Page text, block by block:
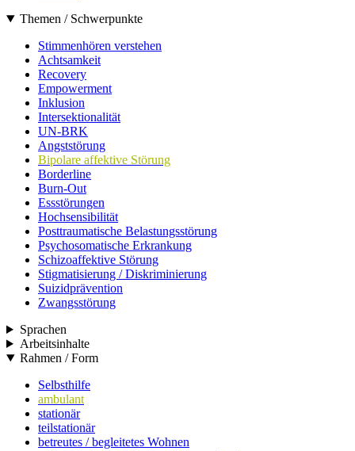
Themen / Schwerpunkte
Stimmenhören verstehen
Achtsamkeit
Recovery
Empowerment
Inklusion
Intersektionalität
UN-BRK
Angststörung
Bipolare affektive Störung
Borderline
Burn-Out
Essstörungen
Hochsensibilität
Posttraumatische Belastungsstörung
Psychosomatische Erkrankung
Schizoaffektive Störung
Stigmatisierung / Diskriminierung
Suizidprävention
Zwangsstörung
Sprachen
Arbeitsinhalte
Rahmen / Form
Selbsthilfe
ambulant
stationär
teilstationär
betreutes / begleitetes Wohnen